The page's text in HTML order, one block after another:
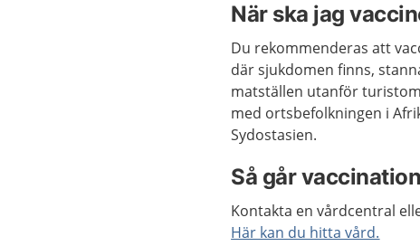
När ska jag
Du rekommenderas att
där sjukdomen finns,
matställen utanför
med ortsbefolkningen i
Sydostasien.
Så går
Kontakta en vårdcentral
Här kan du hitta vård.